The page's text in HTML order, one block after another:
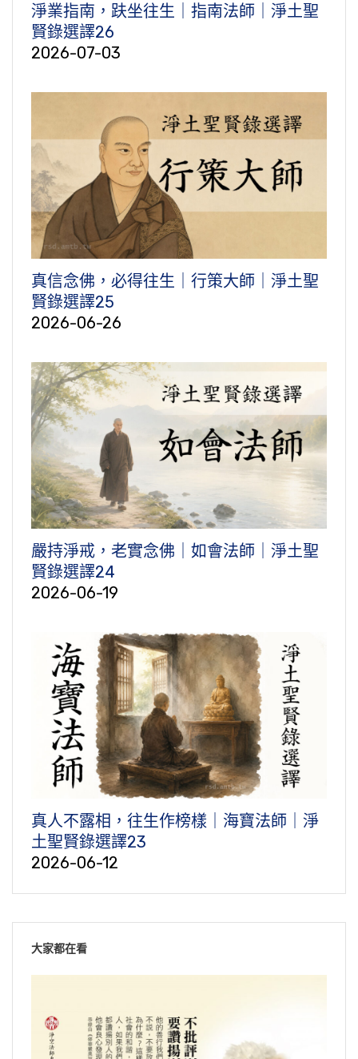
淨業指南，趺坐往生｜指南法師｜淨土聖
賢錄選譯26
2026-07-03
真信念佛，必得往生｜行策大師｜淨土聖
賢錄選譯25
2026-06-26
嚴持淨戒，老實念佛｜如會法師｜淨土聖
賢錄選譯24
2026-06-19
真人不露相，往生作榜樣｜海寶法師｜淨
土聖賢錄選譯23
2026-06-12
大家都在看